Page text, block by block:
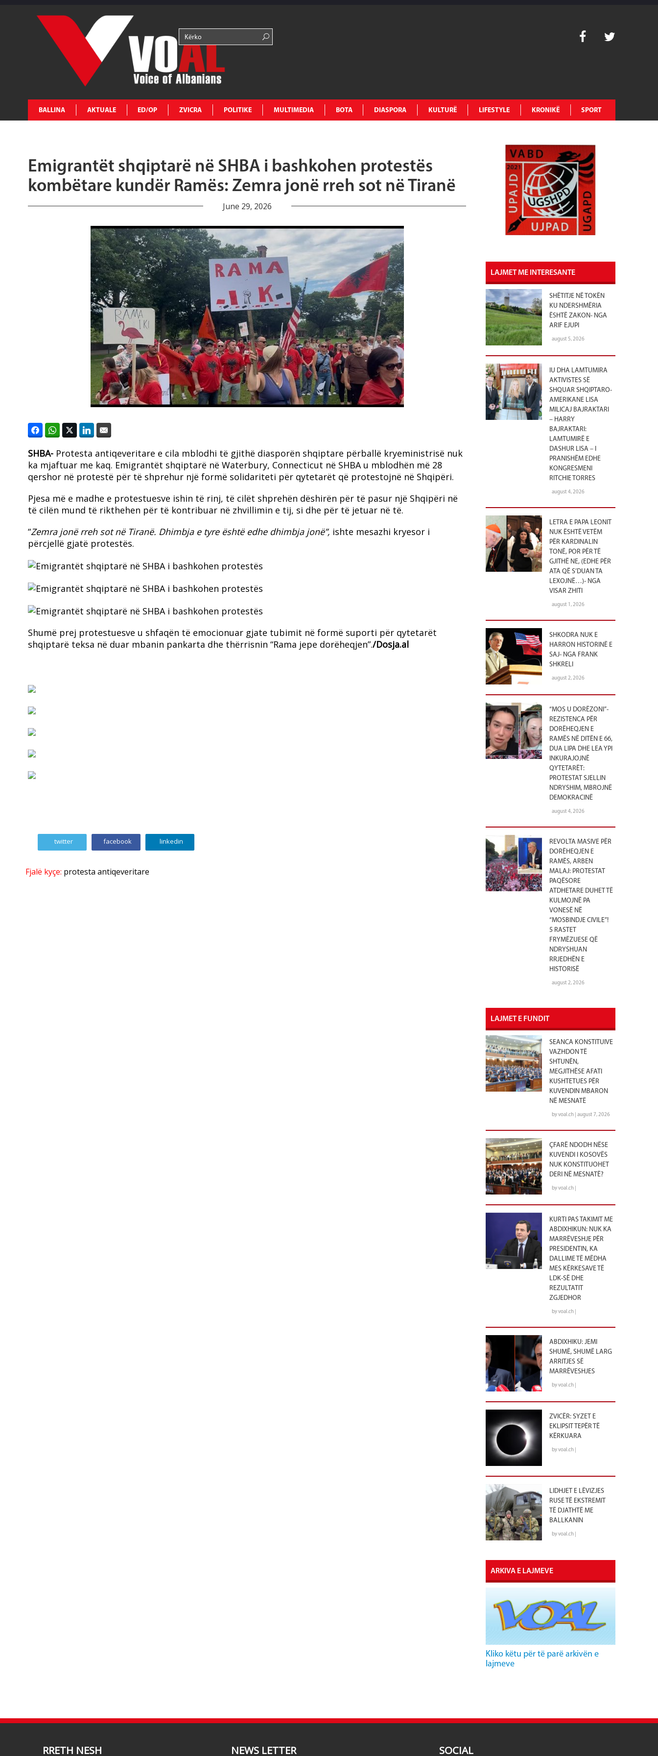
BALLINA AKTUALE ED/OP ZVICRA POLITIKE MULTIMEDIA BOTA DIASPORA KULTURË LIFESTYLE KRONIKË SPORT
Emigrantët shqiptarë në SHBA i bashkohen protestës
kombëtare kundër Ramës: Zemra jonë rreh sot në Tiranë
June 29, 2026
SHBA- Protesta antiqeveritare e cila mblodhi të gjithë diasporën shqiptare përballë kryeministrisë nuk
ka mjaftuar me kaq. Emigrantët shqiptarë në Waterbury, Connecticut në SHBA u mblodhën më 28
qershor në protestë për të shprehur një formë solidariteti për qytetarët që protestojnë në Shqipëri.
Pjesa më e madhe e protestuesve ishin të rinj, të cilët shprehën dëshirën për të pasur një Shqipëri në
të cilën mund të rikthehen për të kontribuar në zhvillimin e tij, si dhe për të jetuar në të.
“Zemra jonë rreh sot në Tiranë. Dhimbja e tyre është edhe dhimbja jonë”, ishte mesazhi kryesor i
përcjellë gjatë protestës.
Shumë prej protestuesve u shfaqën të emocionuar gjate tubimit në formë suporti për qytetarët
shqiptarë teksa në duar mbanin pankarta dhe thërrisnin “Rama jepe dorëheqjen”./Dosja.al
twitter facebook linkedin
Fjalë kyçe: protesta antiqeveritare
LAJMET ME INTERESANTE
SHËTITJE NË TOKËN
KU NDERSHMËRIA
ËSHTË ZAKON- NGA
ARIF EJUPI
august 5, 2026
IU DHA LAMTUMIRA
AKTIVISTES SË
SHQUAR SHQIPTARO-
AMERIKANE LISA
MILICAJ BAJRAKTARI
– HARRY
BAJRAKTARI:
LAMTUMIRË E
DASHUR LISA – I
PRANISHËM EDHE
KONGRESMENI
RITCHIE TORRES
august 4, 2026
LETRA E PAPA LEONIT
NUK ËSHTË VETËM
PËR KARDINALIN
TONË, POR PËR TË
GJITHË NE, (EDHE PËR
ATA QË S’DUAN TA
LEXOJNË…)- NGA
VISAR ZHITI
august 1, 2026
SHKODRA NUK E
HARRON HISTORINË E
SAJ- NGA FRANK
SHKRELI
august 2, 2026
“MOS U DORËZONI”-
REZISTENCA PËR
DORËHEQJEN E
RAMËS NË DITËN E 66,
DUA LIPA DHE LEA YPI
INKURAJOJNË
QYTETARËT:
PROTESTAT SJELLIN
NDRYSHIM, MBROJNË
DEMOKRACINË
august 4, 2026
REVOLTA MASIVE PËR
DORËHEQJEN E
RAMËS, ARBEN
MALAJ: PROTESTAT
PAQËSORE
ATDHETARE DUHET TË
KULMOJNË PA
VONESË NË
“MOSBINDJE CIVILE”!
5 RASTET
FRYMËZUESE QË
NDRYSHUAN
RRJEDHËN E
HISTORISË
august 2, 2026
LAJMET E FUNDIT
SEANCA KONSTITUIVE
VAZHDON TË
SHTUNËN,
MEGJITHËSE AFATI
KUSHTETUES PËR
KUVENDIN MBARON
NË MESNATË
by voal.ch | august 7, 2026
ÇFARË NDODH NËSE
KUVENDI I KOSOVËS
NUK KONSTITUOHET
DERI NË MESNATË?
by voal.ch |
KURTI PAS TAKIMIT ME
ABDIXHIKUN: NUK KA
MARRËVESHJE PËR
PRESIDENTIN, KA
DALLIME TË MËDHA
MES KËRKESAVE TË
LDK-SË DHE
REZULTATIT
ZGJEDHOR
by voal.ch |
ABDIXHIKU: JEMI
SHUMË, SHUMË LARG
ARRITJES SË
MARRËVESHJES
by voal.ch |
ZVICËR: SYZET E
EKLIPSIT TEPËR TË
KËRKUARA
by voal.ch |
LIDHJET E LËVIZJES
RUSE TË EKSTREMIT
TË DJATHTË ME
BALLKANIN
by voal.ch |
ARKIVA E LAJMEVE
Kliko këtu për të parë arkivën e
lajmeve
RRETH NESH NEWS LETTER SOCIAL